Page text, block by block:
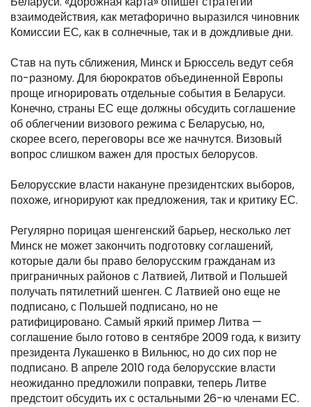
взаимодействия, как метафорично выразился чиновник
Комиссии ЕС, как в солнечные, так и в дождливые дни.
Став на путь сближения, Минск и Брюссель ведут себя
по-разному. Для бюрократов объединенной Европы
проще игнорировать отдельные события в Беларуси.
Конечно, страны ЕС еще должны обсудить соглашение
об облегчении визового режима с Беларусью, но,
скорее всего, переговоры все же начнутся. Визовый
вопрос слишком важен для простых белорусов.
Белорусские власти накануне президентских выборов,
похоже, игнорируют как предложения, так и критику ЕС.
Регулярно порицая шенгенский барьер, несколько лет
Минск не может закончить подготовку соглашений,
которые дали бы право белорусским гражданам из
приграничных районов с Латвией, Литвой и Польшей
получать пятилетний шенген. С Латвией оно еще не
подписано, с Польшей подписано, но не
ратифицировано. Самый яркий пример Литва —
соглашение было готово в сентябре 2009 года, к визиту
президента Лукашенко в Вильнюс, но до сих пор не
подписано. В апреле 2010 года белорусские власти
неожиданно предложили поправки, теперь Литве
предстоит обсудить их с остальными 26-ю членами ЕС.